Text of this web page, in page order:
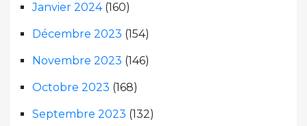
Janvier 2024(160)
Décembre 2023 (154)
Novembre 2023 (146)
Octobre 2023 (168)
Septembre 2023 (132)